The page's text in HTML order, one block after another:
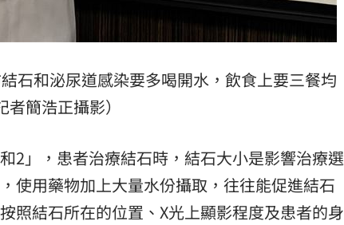
石和泌尿道感染要多喝開水，飲食上要三餐均
簡浩正攝影）
2」，患者治療結石時，結石大小是影響治療選
使用藥物加上大量水份攝取，往往能促進結石
照結石所在的位置、X光上顯影程度及患者的身